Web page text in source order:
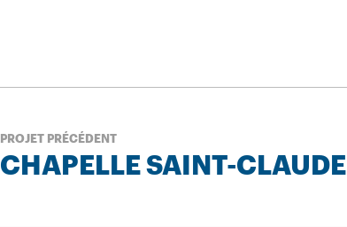
PROJET PRÉCÉDENT
CHAPELLE SAINT-CLAUDE